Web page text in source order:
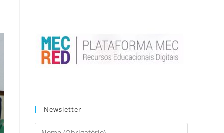
Newsletter